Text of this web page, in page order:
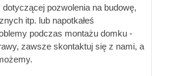
pozwolenia na budowę,
itp. lub napotkałeś
podczas montażu domku -
zawsze skontaktuj się z nami, a